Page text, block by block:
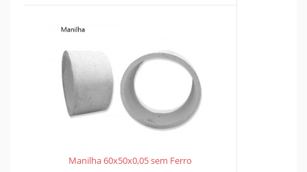
Manilha 60x50x0,05 sem Ferro